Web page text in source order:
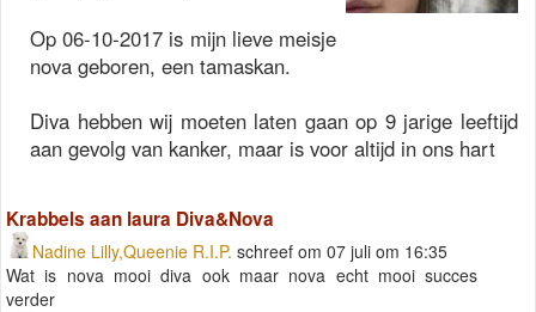
Op 06-10-2017 is mijn lieve meisje
nova geboren, een tamaskan.
Diva hebben wij moeten laten gaan op 9 jarige leeftijd
aan gevolg van kanker, maar is voor altijd in ons hart
Krabbels aan laura Diva&Nova
Nadine Lilly,Queenie R.I.P. schreef om 07 juli om 16:35
Wat is nova mooi diva ook maar nova echt mooi succes
verder